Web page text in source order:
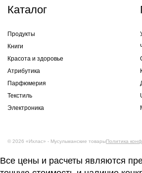
Каталог
Продукты
Книги
Красота и здоровье
Атрибутика
Парфюмерия
Текстиль
Электроника
© 2026 «Ихлас» - Мусульманские товарыПолитика
Все цены и расчеты являются